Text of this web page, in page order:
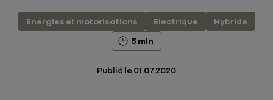
Energies et motorisations Electrique
Hybride
5 min
Publié le 01.07.2020